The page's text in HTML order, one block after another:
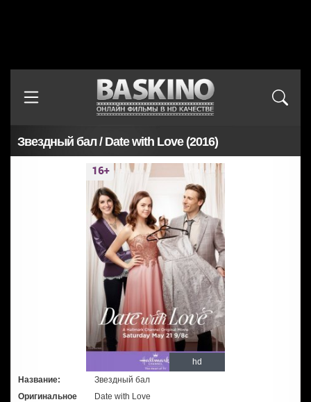
Звездный бал / Date with Love (2016)
hd
Название:
Звездный бал
Оригинальное
Date with Love